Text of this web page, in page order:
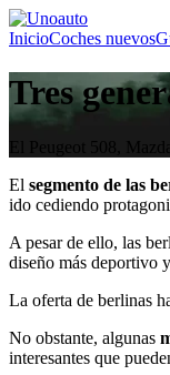
InicioCoches nuevos
Tres
El Peugeot 508,
El segmento de las
ido cediendo
A pesar de ello, las
diseño más deportivo
La oferta de berlinas
No obstante, algunas
interesantes que